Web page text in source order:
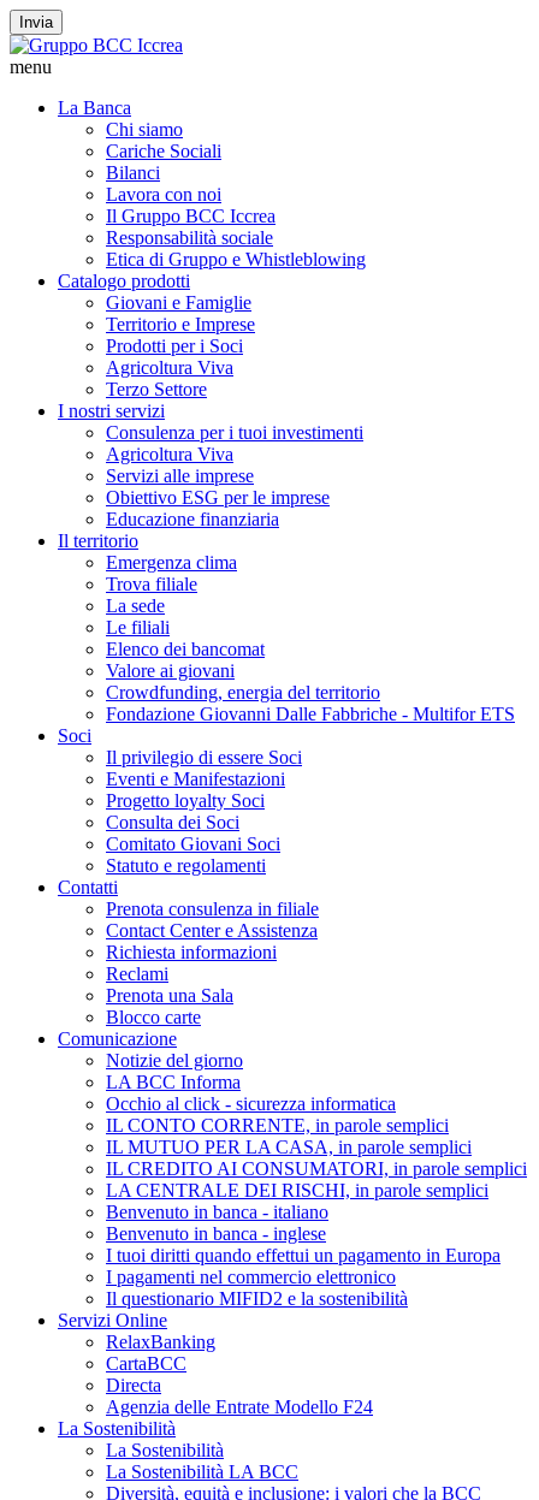
Invia
menu
La Banca
Chi siamo
Cariche Sociali
Bilanci
Lavora con noi
Il Gruppo BCC Iccrea
Responsabilità sociale
Etica di Gruppo e Whistleblowing
Catalogo prodotti
Giovani e Famiglie
Territorio e Imprese
Prodotti per i Soci
Agricoltura Viva
Terzo Settore
I nostri servizi
Consulenza per i tuoi investimenti
Agricoltura Viva
Servizi alle imprese
Obiettivo ESG per le imprese
Educazione finanziaria
Il territorio
Emergenza clima
Trova filiale
La sede
Le filiali
Elenco dei bancomat
Valore ai giovani
Crowdfunding, energia del territorio
Fondazione Giovanni Dalle Fabbriche - Multifor ETS
Soci
Il privilegio di essere Soci
Eventi e Manifestazioni
Progetto loyalty Soci
Consulta dei Soci
Comitato Giovani Soci
Statuto e regolamenti
Contatti
Prenota consulenza in filiale
Contact Center e Assistenza
Richiesta informazioni
Reclami
Prenota una Sala
Blocco carte
Comunicazione
Notizie del giorno
LA BCC Informa
Occhio al click - sicurezza informatica
IL CONTO CORRENTE, in parole semplici
IL MUTUO PER LA CASA, in parole semplici
IL CREDITO AI CONSUMATORI, in parole semplici
LA CENTRALE DEI RISCHI, in parole semplici
Benvenuto in banca - italiano
Benvenuto in banca - inglese
I tuoi diritti quando effettui un pagamento in Europa
I pagamenti nel commercio elettronico
Il questionario MIFID2 e la sostenibilità
Servizi Online
RelaxBanking
CartaBCC
Directa
Agenzia delle Entrate Modello F24
La Sostenibilità
La Sostenibilità
La Sostenibilità LA BCC
Diversità, equità e inclusione: i valori che la BCC